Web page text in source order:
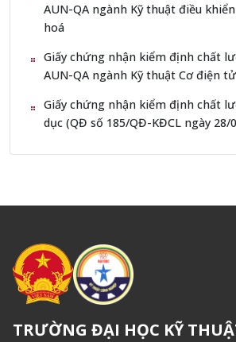
AUN-QA ngành Kỹ thuật điều
hoá
Giấy chứng nhận kiểm định chất
AUN-QA ngành Kỹ thuật Cơ điện tử
Giấy chứng nhận kiểm định chất
dục (QĐ số 185/QĐ-KĐCL ngày 28/
TRƯỜNG ĐẠI HỌC KỸ